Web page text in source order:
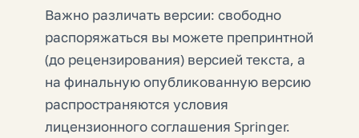
Важно различать версии: свободно
распоряжаться вы можете препринтной
(до рецензирования) версией текста, а
на финальную опубликованную версию
распространяются условия
лицензионного соглашения Springer.